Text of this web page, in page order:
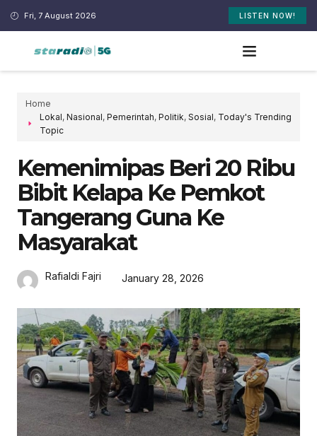
Fri, 7 August 2026 LISTEN NOW!
Home
Lokal, Nasional, Pemerintah, Politik, Sosial, Today's Trending
Topic
Kemenimipas Beri 20 Ribu
Bibit Kelapa Ke Pemkot
Tangerang Guna Ke
Masyarakat
Rafialdi Fajri January 28, 2026